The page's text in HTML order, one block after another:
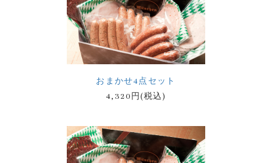
おまかせ4点セット
4,320円(税込)